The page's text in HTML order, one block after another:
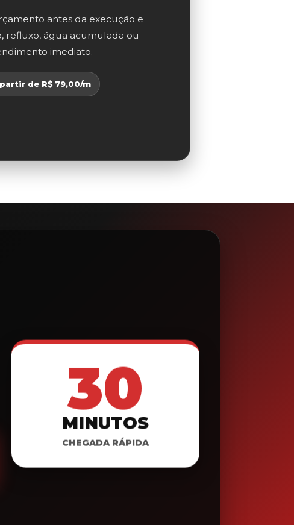
antes da execução e
refluxo, água acumulada ou
imediato.
de R$ 79,00/m
30
MINUTOS
CHEGADA RÁPIDA